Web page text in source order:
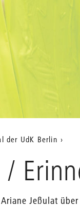
der UdK Berlin
Jeßulat